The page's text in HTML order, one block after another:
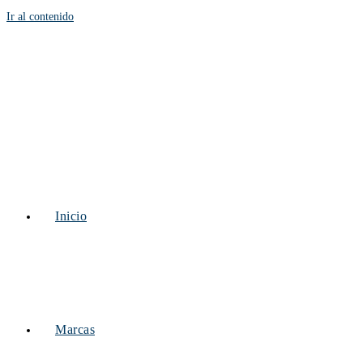
Ir al contenido
Inicio
Marcas